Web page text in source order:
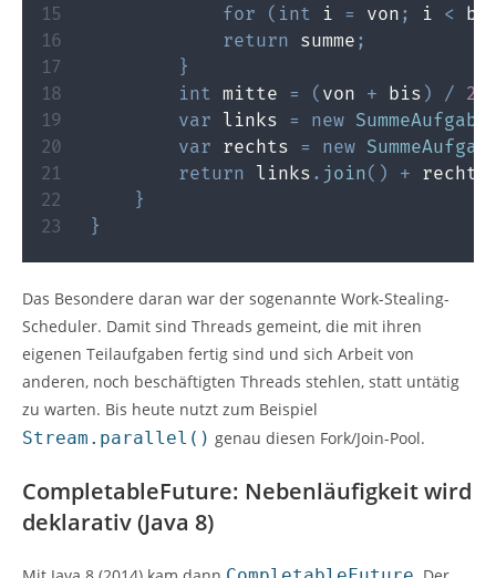
for
( int i = von ; i <
return summe ;
}
int mitte = ( von + bis ) / 2
var links = new SummeAufgabe
var rechts = new
return links . join( ) + rechts
}
}
Das Besondere daran war der sogenannte Work-Stealing-
Scheduler. Damit sind Threads gemeint, die mit ihren
eigenen Teilaufgaben fertig sind und sich Arbeit von
anderen, noch beschäftigten Threads stehlen, statt untätig
zu warten. Bis heute nutzt zum Beispiel
Stream.parallel() genau diesen Fork/Join-Pool.
CompletableFuture: Nebenläufigkeit wird
deklarativ (Java 8)